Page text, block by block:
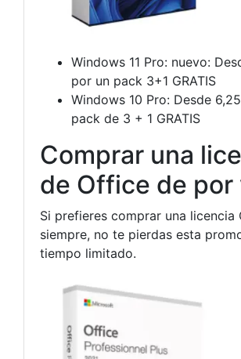
Windows 11 Pro: nuevo:
por un pack 3+1 GRATIS
Windows 10 Pro: Desde
pack de 3 + 1 GRATIS
Comprar una
de Office de por
Si prefieres comprar una licencia
siempre, no te pierdas esta
tiempo limitado.